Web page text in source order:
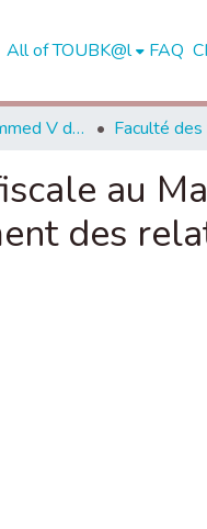
All of TOUBK@l FAQ
Université Mohammed V de Rabat
au
des